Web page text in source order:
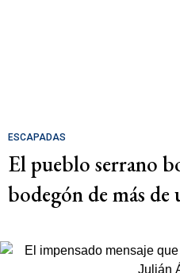
ESCAPADAS
El pueblo serrano
bodegón de más